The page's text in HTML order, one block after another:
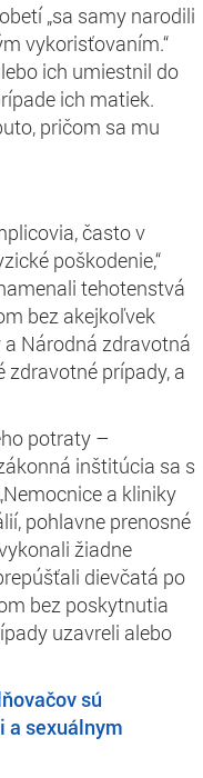
„sa samy narodili
vykorisťovaním.“
ich umiestnil do
ich matiek.
pričom sa mu
často v
poškodenie,“
tehotenstvá
bez akejkoľvek
Národná zdravotná
prípady, a
potraty –
inštitúcia sa s
a kliniky
pohlavne prenosné
žiadne
dievčatá po
bez poskytnutia
uzavreli alebo
sú
a sexuálnym